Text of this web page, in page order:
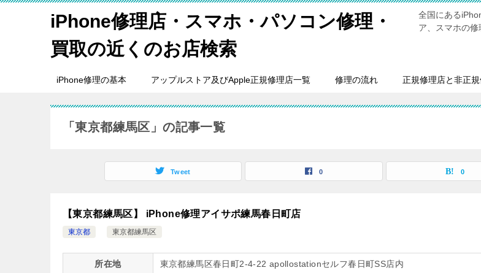
iPhone修理店・スマホ・パソコン修理・
買取の近くのお店検索
全国にある
ア、スマホの修
iPhone修理の基本 アップルストア及びApple正規修理店一覧 修理の流れ 正規修理店と非正規
「東京都練馬区」の記事一覧
Tweet 0 0
【東京都練馬区】 iPhone修理アイサポ練馬春日町店
東京都 東京都練馬区
所在地 東京都練馬区春日町2-4-22 apollostationセルフ春日町SS店内